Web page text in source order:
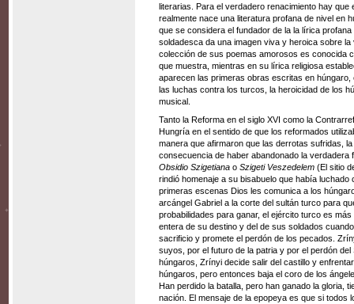
literarias. Para el verdadero renacimiento hay
realmente nace una literatura profana de nivel en
que se considera el fundador de la la lírica
soldadesca da una imagen viva y heroica sobre
colección de sus poemas amorosos es conocida
que muestra, mientras en su lírica religiosa
aparecen las primeras obras escritas en
las luchas contra los turcos, la heroicidad de los
musical.
Tanto la Reforma en el siglo XVI como la
Hungría en el sentido de que los reformados
manera que afirmaron que las derrotas sufridas,
consecuencia de haber abandonado la
Obsidio Szigetiana o Szigeti Veszedelem (El sitio
rindió homenaje a su bisabuelo que había
primeras escenas Dios les comunica a los
arcángel Gabriel a la corte del sultán turco para
probabilidades para ganar, el ejército turco es
entera de su destino y del de sus soldados
sacrificio y promete el perdón de los pecados.
suyos, por el futuro de la patria y por el perdón
húngaros, Zrínyi decide salir del castillo y
húngaros, pero entonces baja el coro de los
Han perdido la batalla, pero han ganado la gloria,
nación. El mensaje de la epopeya es que si todos